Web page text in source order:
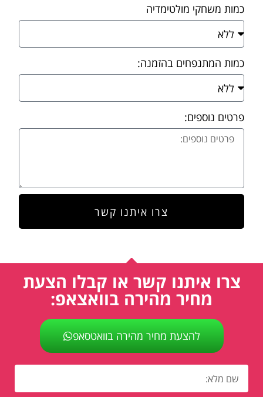
כמות משחקי מולטימדיה
כמות המתנפחים בהזמנה:
פרטים נוספים:
צרו איתנו קשר
צרו איתנו קשר או קבלו הצעת
מחיר מהירה בוואצאפ:
להצעת מחיר מהירה בוואטסאפ